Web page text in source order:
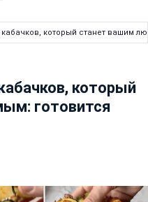
который станет вашим
который
готовится